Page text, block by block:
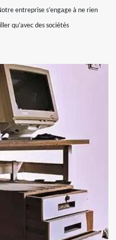
entreprise s’engage à ne rien
qu’avec des sociétés